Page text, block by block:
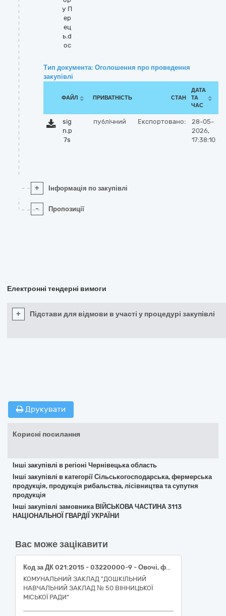
у П
ер
ец
ь.d
oc
Тип документа: Оголошення про проведення
закупівлі
ФАЙЛ ПРИВАТНІСТЬ СТАН
ДАТА
ТА
ЧАС
sig
n.p
7s
публічний Експортовано:
28-05-
2026,
17:38:10
+ Інформація по закупівлі
- Пропозиції
Електронні тендерні вимоги
+ Підстави для відмови в участі у процедурі закупівлі
Друкувати
Корисні посилання
Інші закупівлі в регіоні Чернівецька область
Інші закупівлі в категорії Сільськогосподарська, фермерська
продукція, продукція рибальства, лісівництва та супутня
продукція
Інші закупівлі замовника ВІЙСЬКОВА ЧАСТИНА 3113
НАЦІОНАЛЬНОЇ ГВАРДІЇ УКРАЇНИ
Вас може зацікавити
Код за ДК 021:2015 - 03220000-9 - Овочі, фрукти та горіхи (Буряк столовий першого товарного сорту, 5-10 см, ДСТУ 7033; Морква свіжа, першого товарного сорту, ДСТУ 7035; Цибуля ріпчаста свіжа, першого товарного сорту, від 4 см, ДСТУ 3234; Яблука свіжі, пізньостиглі, першого товарного сорту, ДСТУ 8133; Апельсини свіжі, діаметр плоду не менше 5 см, першого сорту; Банани свіжі, ґатунок перший, зелені, від 20 см, діаметр плоду не більше 4 см; Лимони свіжі, діаметр плоду не менше 4 см, першого сорту)
КОМУНАЛЬНИЙ ЗАКЛАД "ДОШКІЛЬНИЙ
НАВЧАЛЬНИЙ ЗАКЛАД № 50 ВІННИЦЬКОЇ
МІСЬКОЇ РАДИ"